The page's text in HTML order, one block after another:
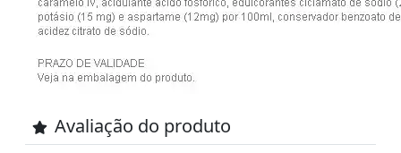
Avaliação do produto